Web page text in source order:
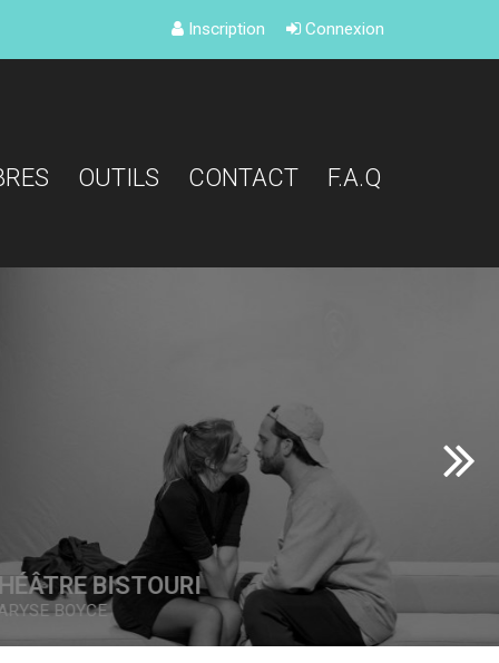
Inscription Connexion
OUTILS CONTACT F.A.Q
CRÉATIONS IN VIVO
MÉLODY MALONEY